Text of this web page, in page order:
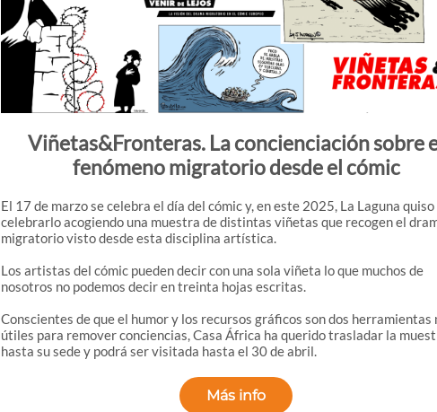
Viñetas&Fronteras. La concienciación sobre
fenómeno migratorio desde el cómic
El 17 de marzo se celebra el día del cómic y, en este 2025, La Laguna quiso
celebrarlo acogiendo una muestra de distintas viñetas que recogen el
migratorio visto desde esta disciplina artística.
Los artistas del cómic pueden decir con una sola viñeta lo que muchos de
nosotros no podemos decir en treinta hojas escritas.
Conscientes de que el humor y los recursos gráficos son dos herramientas
útiles para remover conciencias, Casa África ha querido trasladar la
hasta su sede y podrá ser visitada hasta el 30 de abril.
Más info